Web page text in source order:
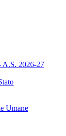
A.S. 2026-27
Umane